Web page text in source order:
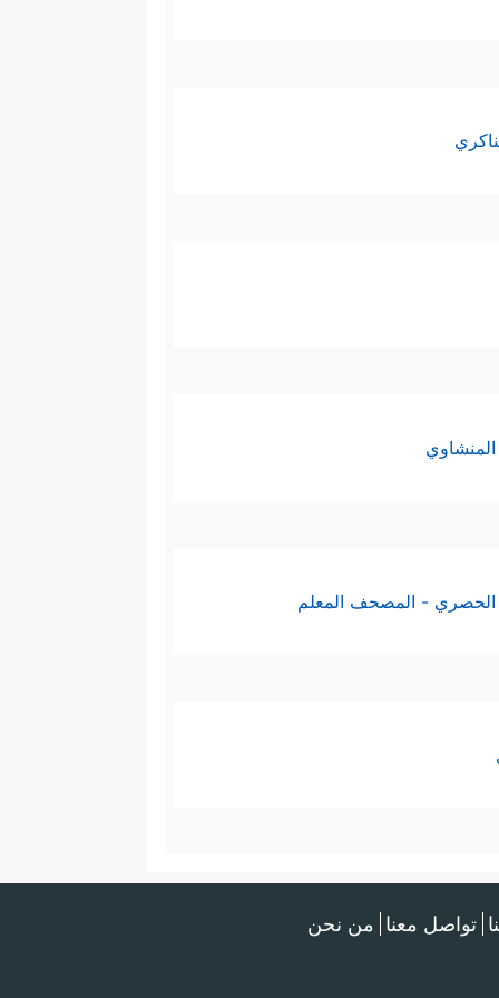
الحصري - المصحف المعلم
تواصل معنا من نحن